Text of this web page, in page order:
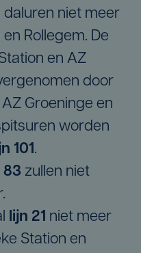
niet meer
Rollegem. De
en AZ
door
Groeninge en
worden
101.
83 zullen niet
lijn 21 niet meer
Station en